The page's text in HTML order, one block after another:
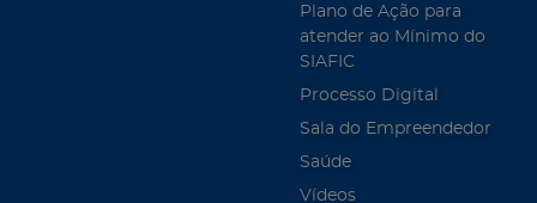
Plano de Ação para
atender ao Mínimo do
SIAFIC
Processo Digital
Sala do Empreendedor
Saúde
Vídeos